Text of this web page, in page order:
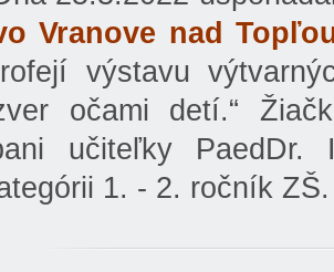
Vranove nad
výstavu
očami detí.“
učiteľky
1. - 2. ročník